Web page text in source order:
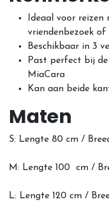
Ideaal voor
vriendenbezoek
Beschikbaar in 3
Past perfect bij de
MiaCara
Kan aan beide
Maten
S: Lengte 80 cm /
M: Lengte 100 cm /
L: Lengte 120 cm /